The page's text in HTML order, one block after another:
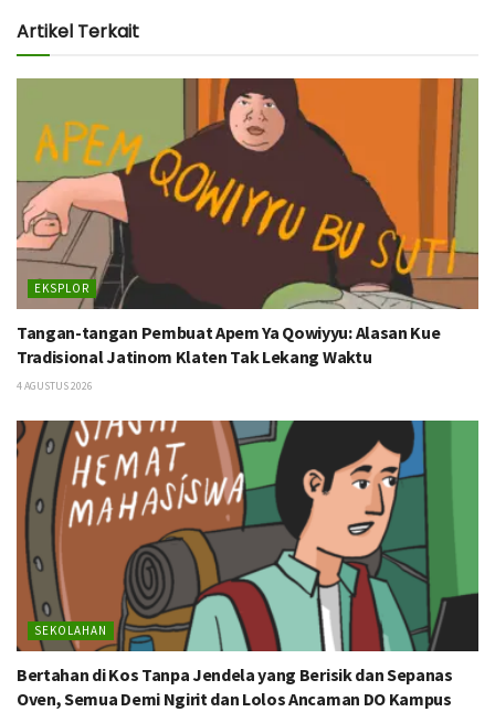
Artikel Terkait
EKSPLOR
Tangan-tangan Pembuat Apem Ya Qowiyyu: Alasan Kue
Tradisional Jatinom Klaten Tak Lekang Waktu
4 AGUSTUS 2026
SEKOLAHAN
Bertahan di Kos Tanpa Jendela yang Berisik dan Sepanas
Oven, Semua Demi Ngirit dan Lolos Ancaman DO Kampus